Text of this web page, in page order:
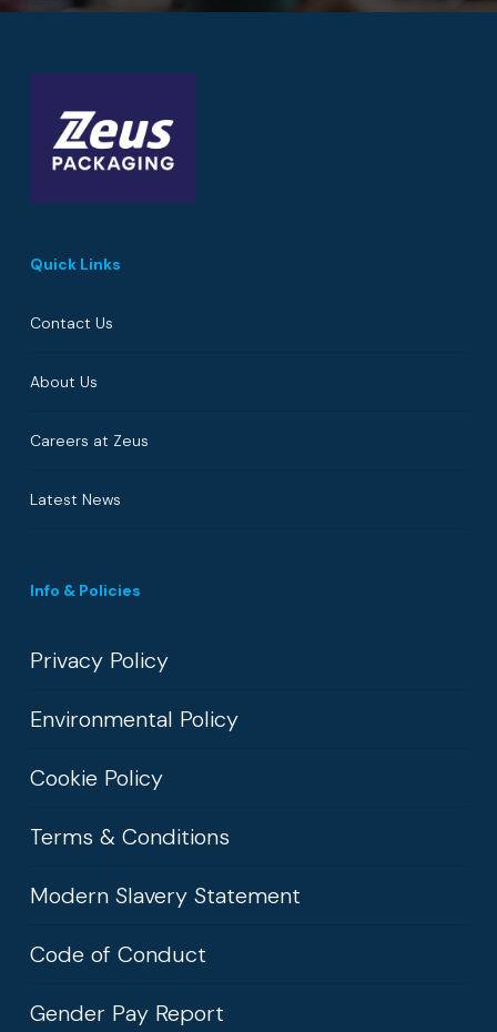
Quick Links
Contact Us
About Us
Careers at Zeus
Latest News
Info & Policies
Privacy Policy
Environmental Policy
Cookie Policy
Terms & Conditions
Modern Slavery Statement
Code of Conduct
Gender Pay Report